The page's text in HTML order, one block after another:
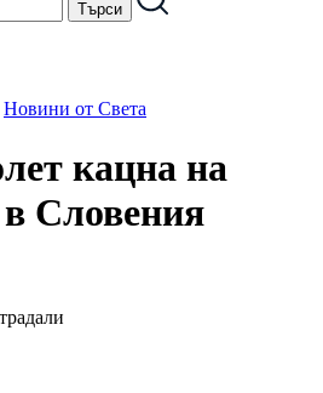
Новини от Света
кацна на
Словения